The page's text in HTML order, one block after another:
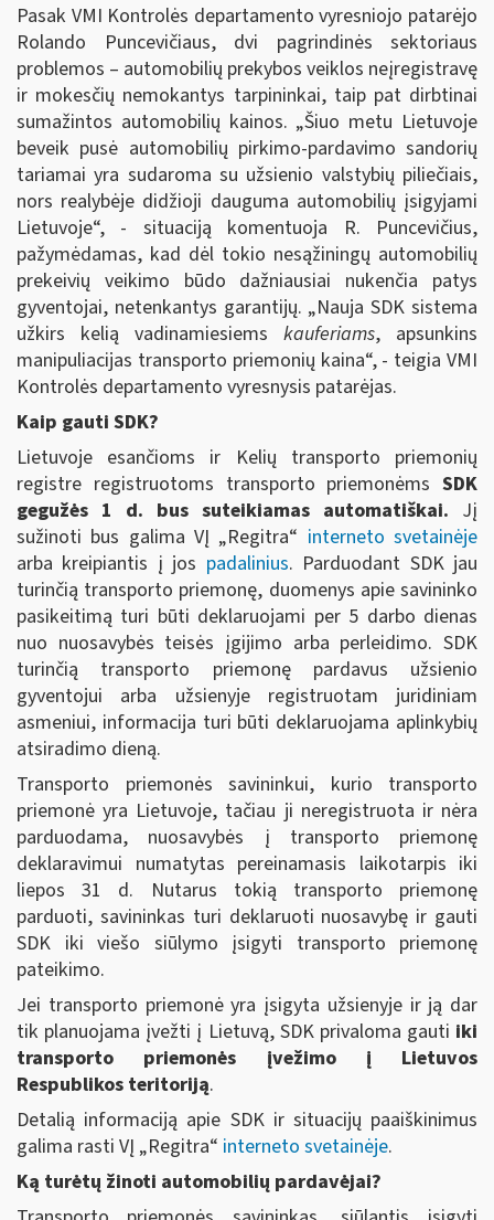
Pasak VMI Kontrolės departamento vyresniojo patarėjo
Rolando Puncevičiaus, dvi pagrindinės sektoriaus
problemos – automobilių prekybos veiklos neįregistravę
ir mokesčių nemokantys tarpininkai, taip pat dirbtinai
sumažintos automobilių kainos. „Šiuo metu Lietuvoje
beveik pusė automobilių pirkimo-pardavimo sandorių
tariamai yra sudaroma su užsienio valstybių piliečiais,
nors realybėje didžioji dauguma automobilių įsigyjami
Lietuvoje“, - situaciją komentuoja R. Puncevičius,
pažymėdamas, kad dėl tokio nesąžiningų automobilių
prekeivių veikimo būdo dažniausiai nukenčia patys
gyventojai, netenkantys garantijų. „Nauja SDK sistema
užkirs kelią vadinamiesiems kauferiams, apsunkins
manipuliacijas transporto priemonių kaina“, - teigia VMI
Kontrolės departamento vyresnysis patarėjas.
Kaip gauti SDK?
Lietuvoje esančioms ir Kelių transporto priemonių
registre registruotoms transporto priemonėms SDK
gegužės 1 d. bus suteikiamas automatiškai. Jį
sužinoti bus galima VĮ „Regitra“ interneto svetainėje
arba kreipiantis į jos padalinius. Parduodant SDK jau
turinčią transporto priemonę, duomenys apie savininko
pasikeitimą turi būti deklaruojami per 5 darbo dienas
nuo nuosavybės teisės įgijimo arba perleidimo. SDK
turinčią transporto priemonę pardavus užsienio
gyventojui arba užsienyje registruotam juridiniam
asmeniui, informacija turi būti deklaruojama aplinkybių
atsiradimo dieną.
Transporto priemonės savininkui, kurio transporto
priemonė yra Lietuvoje, tačiau ji neregistruota ir nėra
parduodama, nuosavybės į transporto priemonę
deklaravimui numatytas pereinamasis laikotarpis iki
liepos 31 d. Nutarus tokią transporto priemonę
parduoti, savininkas turi deklaruoti nuosavybę ir gauti
SDK iki viešo siūlymo įsigyti transporto priemonę
pateikimo.
Jei transporto priemonė yra įsigyta užsienyje ir ją dar
tik planuojama įvežti į Lietuvą, SDK privaloma gauti iki
transporto priemonės įvežimo į Lietuvos
Respublikos teritoriją.
Detalią informaciją apie SDK ir situacijų paaiškinimus
galima rasti VĮ „Regitra“ interneto svetainėje.
Ką turėtų žinoti automobilių pardavėjai?